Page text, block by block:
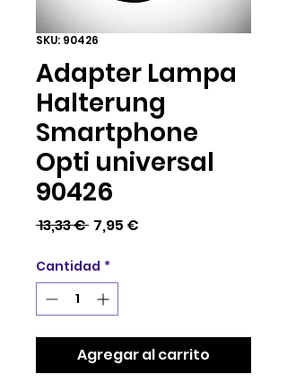
SKU: 90426
Adapter Lampa
Halterung
Smartphone
Opti universal
90426
13,33 € Precio
7,95 €
Cantidad *
Agregar al carrito